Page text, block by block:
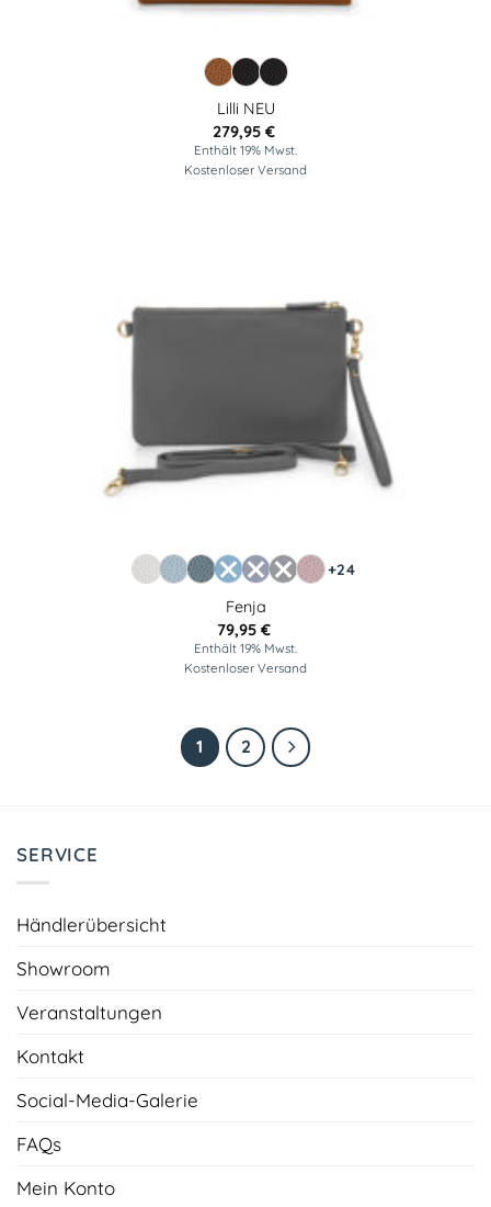
Lilli NEU
279,95 €
Enthält 19% Mwst.
Kostenloser Versand
+24
Fenja
79,95 €
Enthält 19% Mwst.
Kostenloser Versand
1 2
SERVICE
Händlerübersicht
Showroom
Veranstaltungen
Kontakt
Social-Media-Galerie
FAQs
Mein Konto